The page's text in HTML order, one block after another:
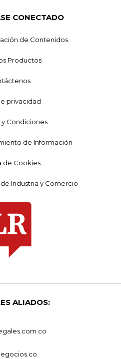
CONECTADO
de Contenidos
Productos
privacidad
y Condiciones
de Información
de Cookies
Industria y Comercio
ALIADOS: